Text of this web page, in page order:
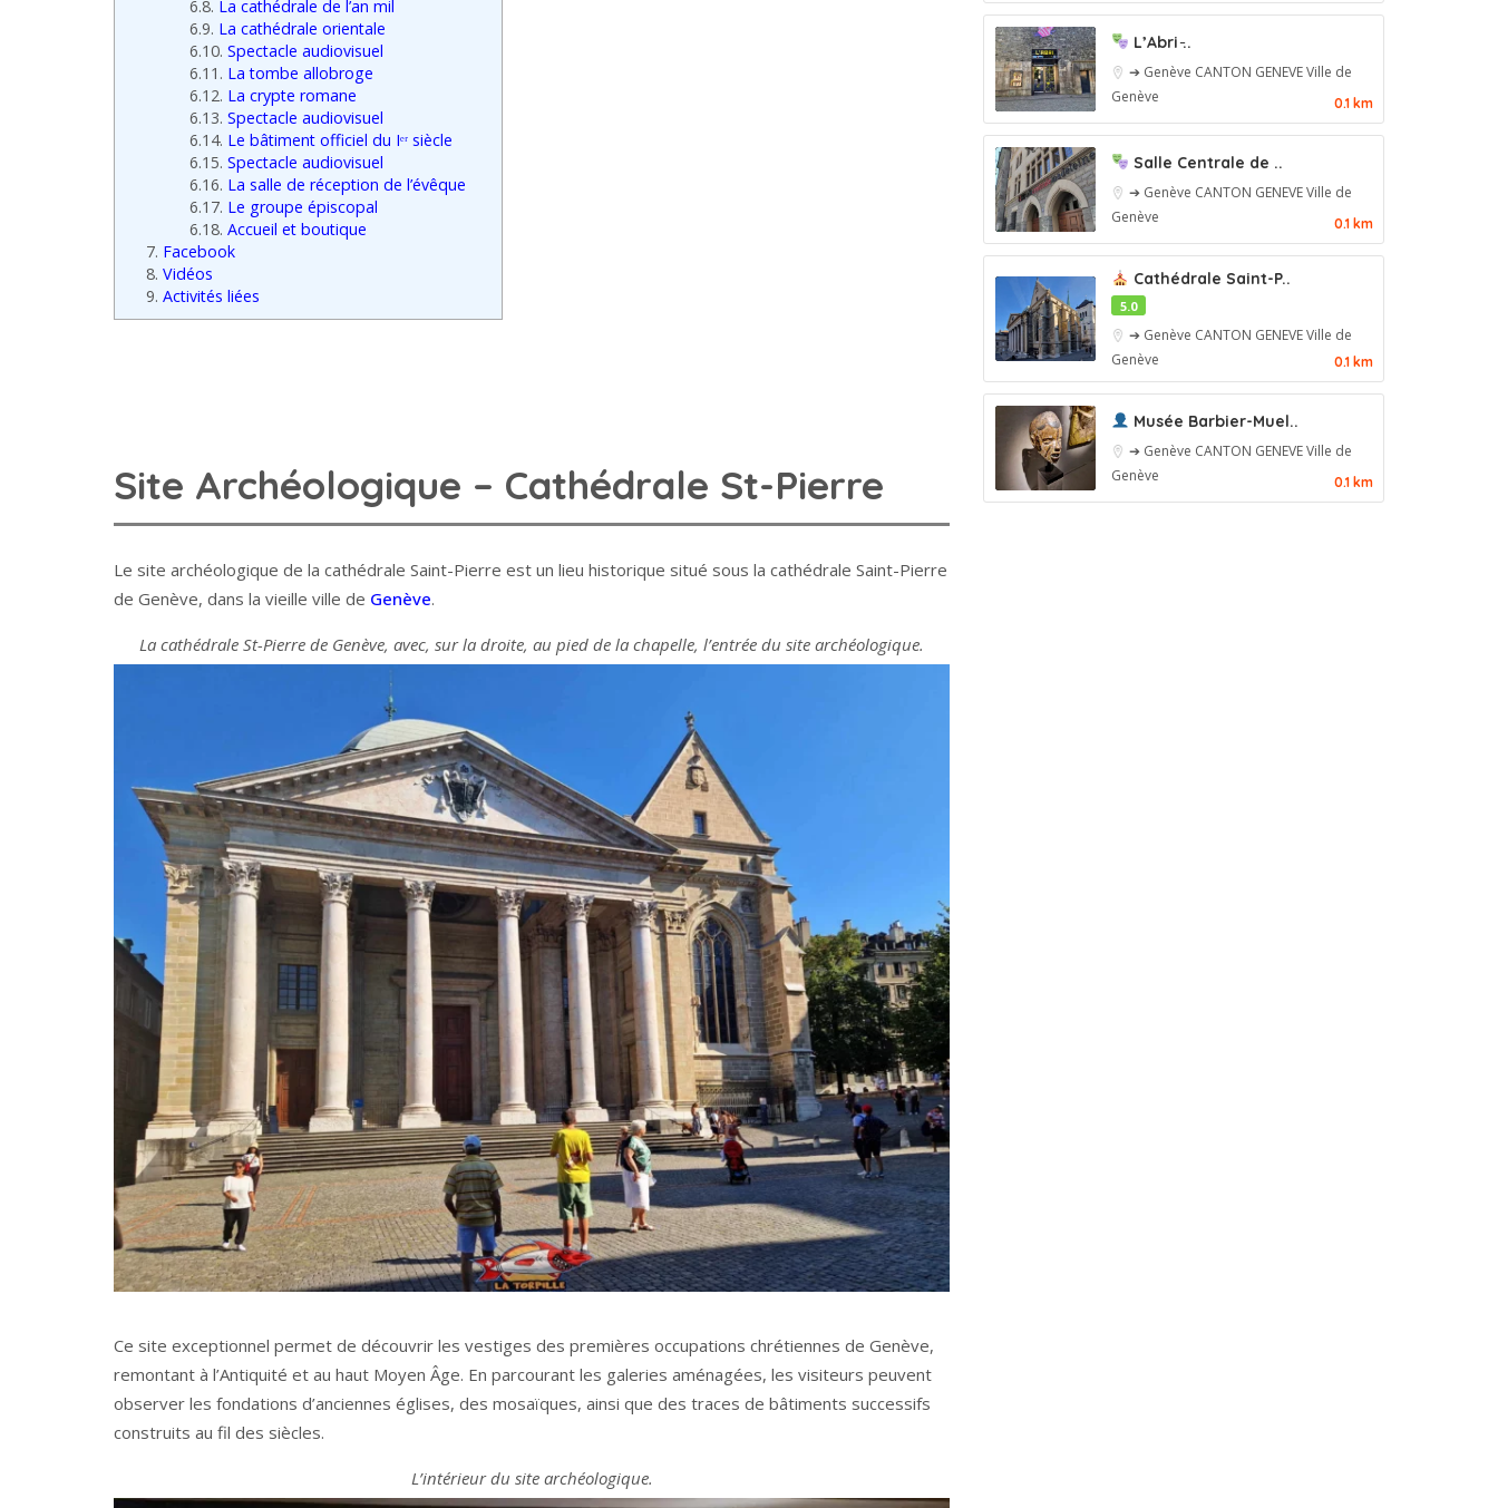
6.8. La cathédrale de l’an mil
6.9. La cathédrale orientale
6.10. Spectacle audiovisuel
6.11. La tombe allobroge
6.12. La crypte romane
6.13. Spectacle audiovisuel
6.14. Le bâtiment officiel du Iᵉʳ siècle
6.15. Spectacle audiovisuel
6.16. La salle de réception de l’évêque
6.17. Le groupe épiscopal
6.18. Accueil et boutique
7. Facebook
8. Vidéos
9. Activités liées
Site Archéologique – Cathédrale St-Pierre
Le site archéologique de la cathédrale Saint-Pierre est un lieu historique situé sous la cathédrale Saint-Pierre
de Genève, dans la vieille ville de Genève.
La cathédrale St-Pierre de Genève, avec, sur la droite, au pied de la chapelle, l’entrée du site archéologique.
Ce site exceptionnel permet de découvrir les vestiges des premières occupations chrétiennes de Genève,
remontant à l’Antiquité et au haut Moyen Âge. En parcourant les galeries aménagées, les visiteurs peuvent
observer les fondations d’anciennes églises, des mosaïques, ainsi que des traces de bâtiments successifs
construits au fil des siècles.
L’intérieur du site archéologique.
L’Abri ̵..
➔ Genève CANTON GENEVEVille de
Genève
0.1 km
Salle Centrale de ..
➔ Genève CANTON GENEVEVille de
Genève
0.1 km
Cathédrale Saint-P..
5.0
➔ Genève CANTON GENEVEVille de
Genève
0.1 km
Musée Barbier-Muel..
➔ Genève CANTON GENEVEVille de
Genève
0.1 km